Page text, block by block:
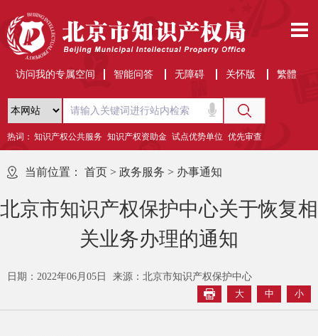
访问我的专属空间 智能问答 无障碍 关怀版 繁體
热词： 知识产权公共服务 知识产权资助金 试点优势单位 优先审查
当前位置： 首页 > 政务服务 > 办事通知
北京市知识产权保护中心关于恢复相
关业务办理的通知
日期：2022年06月05日
来源：北京市知识产权保护中心
大
中 小